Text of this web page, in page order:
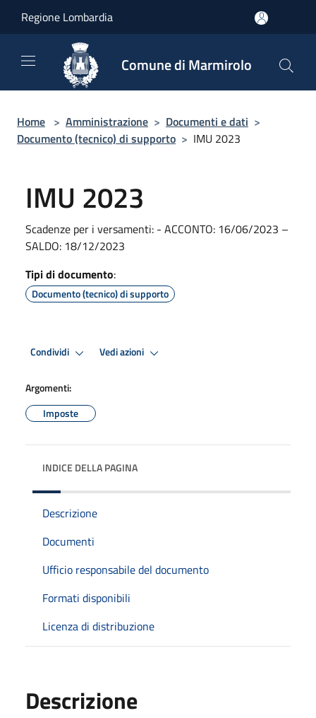
Regione Lombardia
Comune di Marmirolo
Home > Amministrazione > Documenti e dati >
Documento (tecnico) di supporto > IMU 2023
IMU 2023
Scadenze per i versamenti: - ACCONTO: 16/06/2023 –
SALDO: 18/12/2023
Tipi di documento:
Documento (tecnico) di supporto
Condividi Vedi azioni
Argomenti:
Imposte
INDICE DELLA PAGINA
Descrizione
Documenti
Ufficio responsabile del documento
Formati disponibili
Licenza di distribuzione
Descrizione